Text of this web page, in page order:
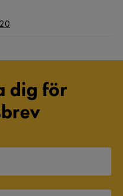
dig för